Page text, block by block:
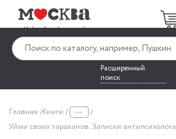
Расширенный
поиск
Главная Книги ...
Уйми своих тараканов. Записки антипсихолога